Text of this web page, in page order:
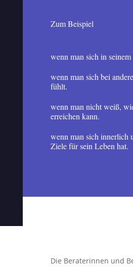
Zum Beispiel
wenn man sich in
wenn man sich bei
fühlt.
wenn man nicht weiß,
erreichen kann.
wenn man sich innerlich
Ziele für sein Leben hat.
Die Beraterinnen und